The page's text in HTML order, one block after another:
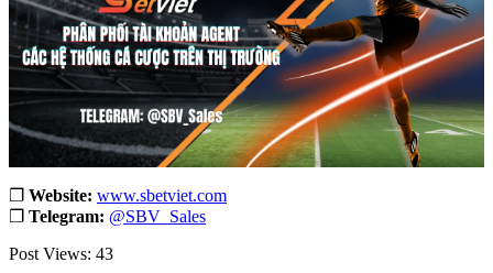
❐ Website: www.sbetviet.com
❐ Telegram: @SBV_Sales
Post Views: 43